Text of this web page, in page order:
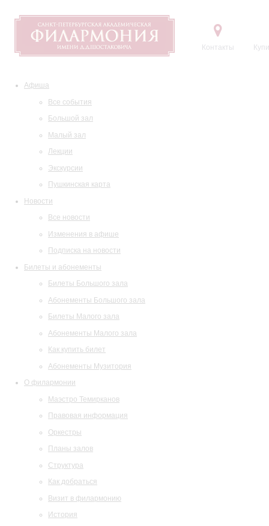
Контакты
Афиша
Все события
Большой зал
Малый зал
Лекции
Экскурсии
Пушкинская карта
Новости
Все новости
Изменения в афише
Подписка на новости
Билеты и абонементы
Билеты Большого зала
Абонементы Большого зала
Билеты Малого зала
Абонементы Малого зала
Как купить билет
Абонементы Музитория
О филармонии
Маэстро Темирканов
Правовая информация
Оркестры
Планы залов
Структура
Как добраться
Визит в филармонию
История